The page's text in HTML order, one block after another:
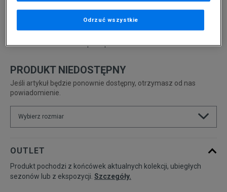
0 zł cena rekomendowana przez producenta
339,99 zł
PRODUKT NIEDOSTĘPNY
Jeśli artykuł będzie ponownie dostępny, otrzymasz od nas
powiadomienie.
Wybierz rozmiar
41,5 26 cm Powiadom o dostępności
OUTLET
Produkt pochodzi z końcówek aktualnych kolekcji, ubiegłych
sezonów lub z ekspozycji. Szczegóły.
Odrzuć wszystkie